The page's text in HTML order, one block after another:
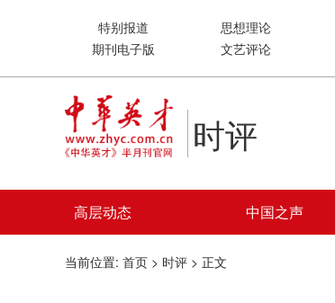
特别报道 思想理论
期刊电子版
文艺评论
时评
高层动态 中国之声
当前位置: 首页 > 时评 > 正文